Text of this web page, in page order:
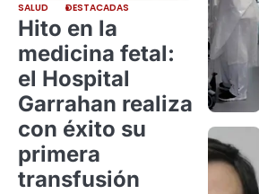
SALUD DESTACADAS
Hito en la
medicina fetal:
el Hospital
Garrahan realiza
con éxito su
primera
transfusión